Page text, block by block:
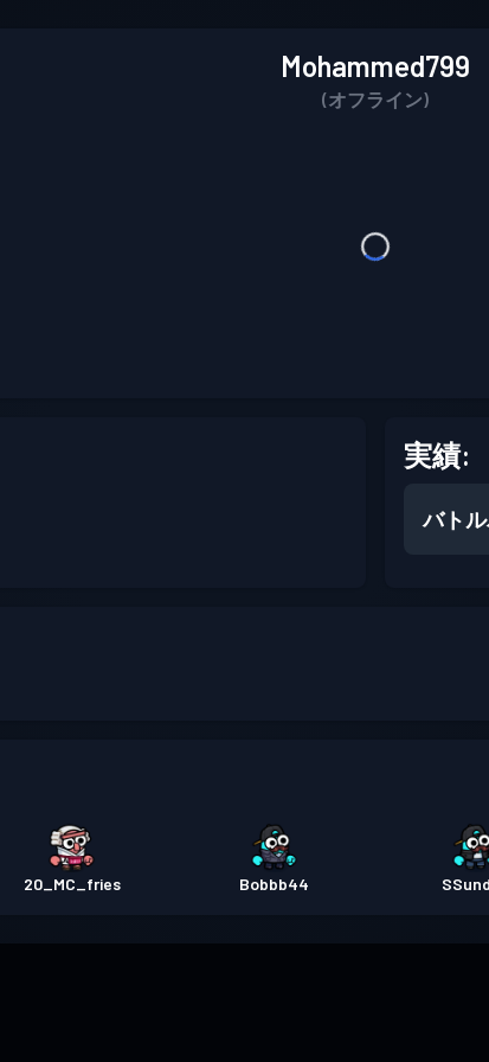
Mohammed799
(オフライン)
実績:
バト
20_MC_fries Bobbb44